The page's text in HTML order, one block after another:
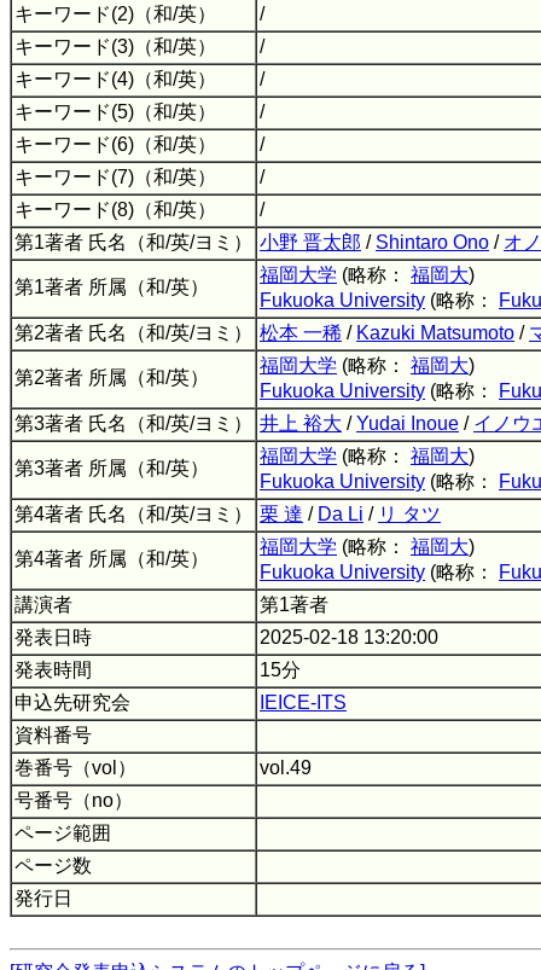
キーワード(2)（和/英）
/
キーワード(3)（和/英）
/
キーワード(4)（和/英）
/
キーワード(5)（和/英）
/
キーワード(6)（和/英）
/
キーワード(7)（和/英）
/
キーワード(8)（和/英）
/
第1著者 氏名（和/英/ヨミ）
小野 晋太郎 / Shintaro Ono / オ
第1著者 所属（和/英）
福岡大学 (略称： 福岡大)
Fukuoka University (略称：
第2著者 氏名（和/英/ヨミ）
松本 一稀 / Kazuki Matsumoto /
第2著者 所属（和/英）
福岡大学 (略称： 福岡大)
Fukuoka University (略称：
第3著者 氏名（和/英/ヨミ）
井上 裕大 /Yudai Inoue / イノウ
第3著者 所属（和/英）
福岡大学 (略称： 福岡大)
Fukuoka University (略称：
第4著者 氏名（和/英/ヨミ）
栗 達 / Da Li / リ タツ
第4著者 所属（和/英）
福岡大学 (略称： 福岡大)
Fukuoka University (略称：
講演者
第1著者
発表日時
2025-02-18 13:20:00
発表時間
15分
申込先研究会
IEICE-ITS
資料番号
巻番号（vol）
vol.49
号番号（no）
ページ範囲
ページ数
発行日